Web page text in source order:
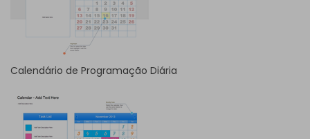
Calendário de Programação Diária